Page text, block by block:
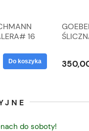
16
Do koszyka
do soboty!